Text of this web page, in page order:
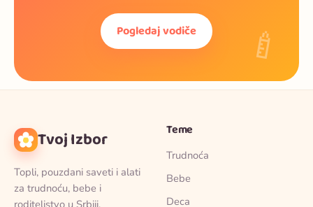
🍼
Pogledaj vodiče
Tvoj Izbor
Topli, pouzdani saveti i alati
za trudnoću, bebe i
roditeljstvo u Srbiji.
Teme
Trudnoća
Bebe
Deca